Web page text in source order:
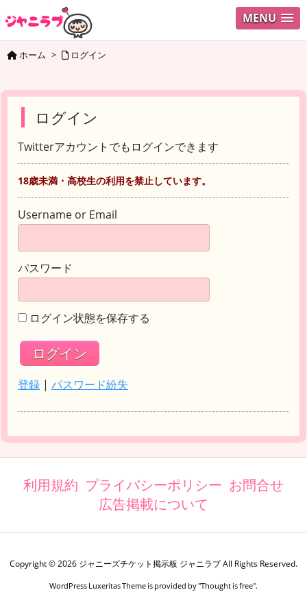
MENU
ホーム > ログイン
ログイン
Twitterアカウントでもログインできます
18歳未満・高校生の利用を禁止しています。
Username or Email
パスワード
ログイン状態を保存する
登録 | パスワード紛失
利用規約 プライバシーポリシー お問合せ
広告掲載について
Copyright ©2026 ジャニーズチケット掲示板 ジャニラブAll Rights Reserved.
WordPress Luxeritas Theme is provided by "Thought is free".